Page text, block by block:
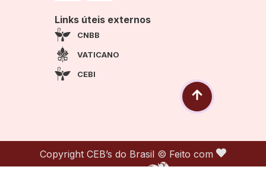
Links úteis externos
CNBB
VATICANO
CEBI
Copyright CEB’s do Brasil © Feito com